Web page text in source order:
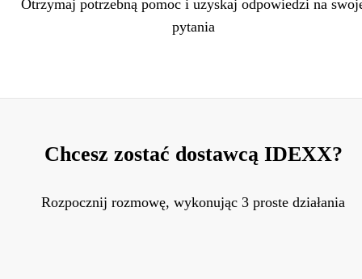
Otrzymaj potrzebną pomoc i uzyskaj odpowiedzi na
pytania
Chcesz zostać dostawcą IDEXX?
Rozpocznij rozmowę, wykonując 3 proste działania